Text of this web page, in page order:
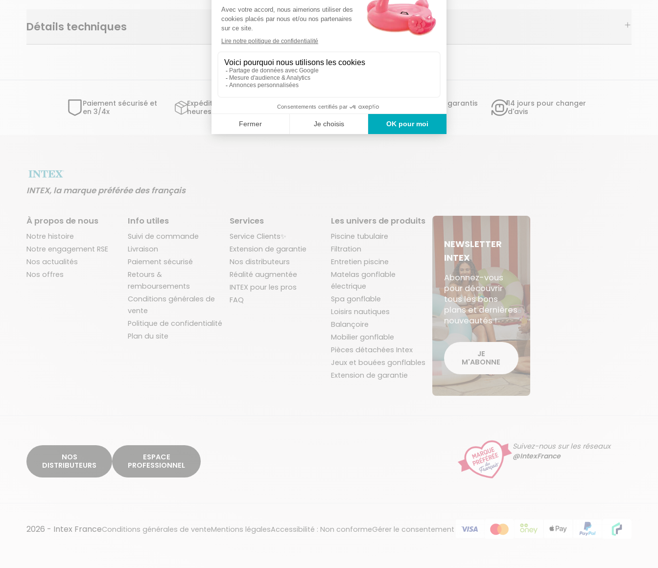
Détails techniques
Paiement sécurisé et
en 3/4x
Expédition sous 48-72
heures ouvrées
Un service en France
Des produits garantis
2 ans
14 jours pour changer
d'avis
INTEX, la marque préférée des français
À propos de nous
Notre histoire
Notre engagement RSE
Nos actualités
Nos offres
Info utiles
Suivi de commande
Livraison
Paiement sécurisé
Retours &
remboursements
Conditions générales de
vente
Politique de confidentialité
Plan du site
Services
Service Clients✨
Extension de garantie
Nos distributeurs
Réalité augmentée
INTEX pour les pros
FAQ
Les univers de produits
Piscine tubulaire
Filtration
Entretien piscine
Matelas gonflable
électrique
Spa gonflable
Loisirs nautiques
Balançoire
Mobilier gonflable
Pièces détachées Intex
Jeux et bouées gonflables
Extension de garantie
NEWSLETTER
INTEX
Abonnez-vous
pour découvrir
tous les bons
plans et dernières
nouveautés !
JE
M'ABONNE
NOS
DISTRIBUTEURS
ESPACE
PROFESSIONNEL
Suivez-nous sur les réseaux
@IntexFrance
2026 - Intex FranceConditions générales de venteMentions légalesAccessibilité : Non conformeGérer le consentement